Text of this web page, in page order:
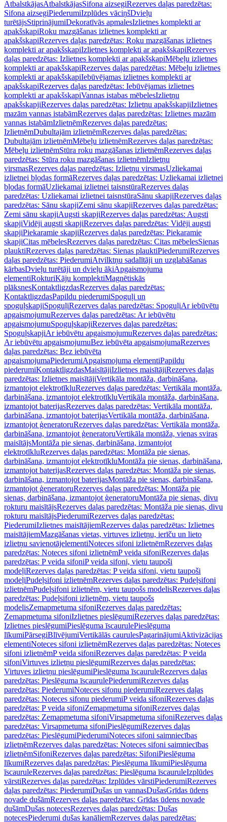
AtbalstkājasAtbalstkājasSifona aizsegiRezerves daļas paredzētas:
Sifona aizsegiPiederumiIzplūdes vāciņšDvieļu
turētājsStiprinājumiDekoratīvās apmalesIzlietnes komplekti ar
apakšskapiRoku mazgāšanas izlietnes komplekti ar
apakšskapiRezerves daļas paredzētas: Roku mazgāšanas izlietnes
komplekti ar apakšskapiIzlietnes komplekti ar apakšskapiRezerves
daļas paredzētas: Izlietnes komplekti ar apakšskapiMēbeļu izlietnes
komplekti ar apakšskapiRezerves daļas paredzētas: Mēbeļu izlietnes
komplekti ar apakšskapiIebūvējamas izlietnes komplekti ar
apakšskapiRezerves daļas paredzētas: Iebūvējamas izlietnes
komplekti ar apakšskapiVannas istabas mēbelesIzlietņu
apakšskapjiRezerves daļas paredzētas: Izlietņu apakšskapjiIzlietnes
mazām vannas istabāmRezerves daļas paredzētas: Izlietnes mazām
vannas istabāmIzlietnēmRezerves daļas paredzētas:
IzlietnēmDubultajām izlietnēmRezerves daļas paredzētas:
Dubultajām izlietnēmMēbeļu izlietnēmRezerves daļas paredzētas:
Mēbeļu izlietnēmStūra roku mazgāšanas izlietnēmRezerves daļas
paredzētas: Stūra roku mazgāšanas izlietnēmIzlietņu
virsmasRezerves daļas paredzētas: Izlietņu virsmasUzliekamai
izlietnei bļodas formāRezerves daļas paredzētas: Uzliekamai izlietnei
bļodas formāUzliekamai izlietnei taisnstūraRezerves daļas
paredzētas: Uzliekamai izlietnei taisnstūraSānu skapjiRezerves daļas
paredzētas: Sānu skapjiZemi sānu skapjiRezerves daļas paredzētas:
Zemi sānu skapjiAugsti skapjiRezerves daļas paredzētas: Augsti
skapjiVidēji augsti skapjiRezerves daļas paredzētas: Vidēji augsti
skapjiPiekaramie skapjiRezerves daļas paredzētas: Piekaramie
skapjiCitas mēbelesRezerves daļas paredzētas: Citas mēbelesSienas
plauktiRezerves daļas paredzētas: Sienas plauktiPiederumiRezerves
daļas paredzētas: PiederumiAtvilktņu sadalītāji un uzglabāšanas
kārbasDvieļu turētāji un dvieļu āķiApgaismojuma
elementiRokturiKāju komplektiMagnētiskās
plāksnesKontaktligzdasRezerves daļas paredzētas:
KontaktligzdasPapildu piederumiSpoguļi un
spoguļskapjiSpoguļiRezerves daļas paredzētas: SpoguļiAr iebūvētu
apgaismojumuRezerves daļas paredzētas: Ar iebūvētu
apgaismojumuSpoguļskapjiRezerves daļas paredzētas:
SpoguļskapjiAr iebūvētu apgaismojumuRezerves daļas paredzētas:
Ar iebūvētu apgaismojumuBez iebūvēta apgaismojumaRezerves
daļas paredzētas: Bez iebūvēta
apgaismojumaPiederumiApgaismojuma elementiPapildu
piederumiKontaktligzdasMaisītājiIzlietnes maisītājiRezerves daļas
paredzētas: Izlietnes maisītājiVertikāla montāža, darbināšana,
izmantojot elektrotīkluRezerves daļas paredzētas: Vertikāla montāža,
darbināšana, izmantojot elektrotīkluVertikāla montāža, darbināšana,
izmantojot baterijasRezerves daļas paredzētas: Vertikāla montāža,
darbināšana, izmantojot baterijasVertikāla montāža, darbināšana,
izmantojot ģeneratoruRezerves daļas paredzētas: Vertikāla montāža,
darbināšana, izmantojot ģeneratoruVertikāla montāža, vienas sviras
maisītājsMontāža pie sienas, darbināšana, izmantojot
elektrotīkluRezerves daļas paredzētas: Montāža pie sienas,
darbināšana, izmantojot elektrotīkluMontāža pie sienas, darbināšana,
izmantojot baterijasRezerves daļas paredzētas: Montāža pie sienas,
darbināšana, izmantojot baterijasMontāža pie sienas, darbināšana,
izmantojot ģeneratoruRezerves daļas paredzētas: Montāža pie
sienas, darbināšana, izmantojot ģeneratoruMontāža pie sienas, divu
rokturu maisītājsRezerves daļas paredzētas: Montāža pie sienas, divu
rokturu maisītājsPiederumiRezerves daļas paredzētas:
PiederumiIzlietnes maisītājiemRezerves daļas paredzētas: Izlietnes
maisītājiemMazgāšanas vietas, virtuves izlietņu, ierīču un lieto
izlietņu savienotājelementiNoteces sifoni izlietnēmRezerves daļas
paredzētas: Noteces sifoni izlietnēmP veida sifoniRezerves daļas
paredzētas: P veida sifoniP veida sifoni, vietu taupoši
modeļiRezerves daļas paredzētas: P veida sifoni, vietu taupoši
modeļiPudeļsifoni izlietnēmRezerves daļas paredzētas: Pudeļsifoni
izlietnēmPudeļsifoni izlietnēm, vietu taupošs modelisRezerves daļas
paredzētas: Pudeļsifoni izlietnēm, vietu taupošs
modelisZemapmetuma sifoniRezerves daļas paredzētas:
Zemapmetuma sifoniIzlietnes pieslēgumiRezerves daļas paredzētas:
Izlietnes pieslēgumiPieslēguma īscaurulePieslēguma
līkumiPārsegiBlīvējumiVertikālās caurulesPagarinājumiAktivizācijas
elementiNoteces sifoni izlietnēmRezerves daļas paredzētas: Noteces
sifoni izlietnēmP veida sifoniRezerves daļas paredzētas: P veida
sifoniVirtuves izlietņu pieslēgumiRezerves daļas paredzētas:
Virtuves izlietņu pieslēgumiPieslēguma īscauruleRezerves daļas
paredzētas: Pieslēguma īscaurulePiederumiRezerves daļas
paredzētas: PiederumiNoteces sifonu piederumiRezerves daļas
paredzētas: Noteces sifonu piederumiP veida sifoniRezerves daļas
paredzētas: P veida sifoniZemapmetuma sifoniRezerves daļas
paredzētas: Zemapmetuma sifoniVirsapmetuma sifoniRezerves daļas
paredzētas: Virsapmetuma sifoniPieslēgumiRezerves daļas
paredzētas: PieslēgumiPiederumiNoteces sifoni saimniecības
izlietnēmRezerves daļas paredzētas: Noteces sifoni saimniecības
izlietnēmSifoniRezerves daļas paredzētas: SifoniPieslēguma
līkumiRezerves daļas paredzētas: Pieslēguma līkumiPieslēguma
īscauruleRezerves daļas paredzētas: Pieslēguma īscauruleIzplūdes
vārstiRezerves daļas paredzētas: Izplūdes vārstiPiederumiRezerves
daļas paredzētas: PiederumiDušas un vannasDušasGrīdas ūdens
novade dušāmRezerves daļas paredzētas: Grīdas ūdens novade
dušāmDušas notecesRezerves daļas paredzētas: Dušas
notecesPiederumi dušas kanāliemRezerves daļas paredzētas: